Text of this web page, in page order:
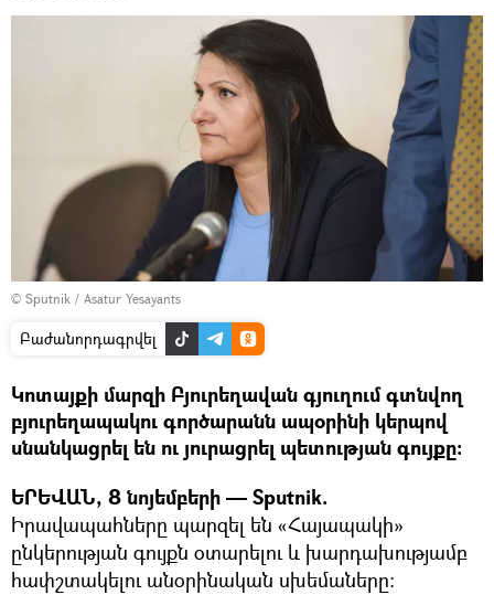
© Sputnik / Asatur Yesayants
Բաժանորդագրվել
Կոտայքի մարզի Բյուրեղավան գյուղում գտնվող
բյուրեղապակու գործարանն ապօրինի կերպով
սնանկացրել են ու յուրացրել պետության գույքը։
ԵՐԵՎԱՆ, 8 նոյեմբերի — Sputnik.
Իրավապահները պարզել են «Հայապակի»
ընկերության գույքն օտարելու և խարդախությամբ
հափշտակելու անօրինական սխեմաները։